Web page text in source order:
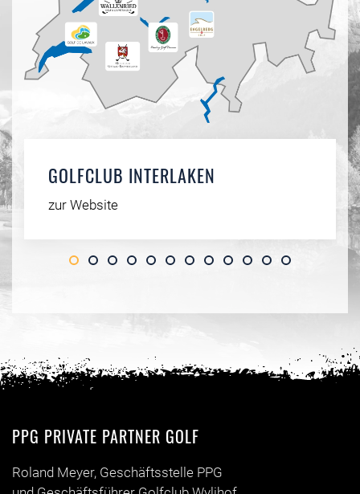
GOLFCLUB INTERLAKEN
zur Website
PPG PRIVATE PARTNER GOLF
Roland Meyer, Geschäftsstelle PPG